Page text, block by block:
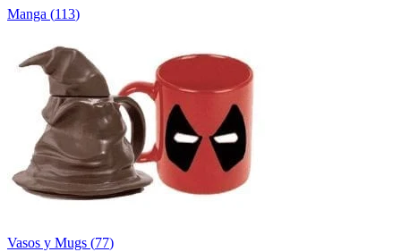
Manga (113)
Vasos y Mugs (77)